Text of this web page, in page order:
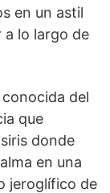
en un astil
a lo largo de
del
que
donde
en una
jeroglífico de